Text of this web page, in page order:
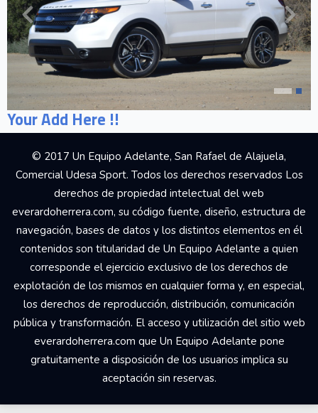
Your Add Here !!
© 2017 Un Equipo Adelante, San Rafael de Alajuela,
Comercial Udesa Sport. Todos los derechos reservados Los
derechos de propiedad intelectual del web
everardoherrera.com, su código fuente, diseño, estructura de
navegación, bases de datos y los distintos elementos en él
contenidos son titularidad de Un Equipo Adelante a quien
corresponde el ejercicio exclusivo de los derechos de
explotación de los mismos en cualquier forma y, en especial,
los derechos de reproducción, distribución, comunicación
pública y transformación. El acceso y utilización del sitio web
everardoherrera.com que Un Equipo Adelante pone
gratuitamente a disposición de los usuarios implica su
aceptación sin reservas.